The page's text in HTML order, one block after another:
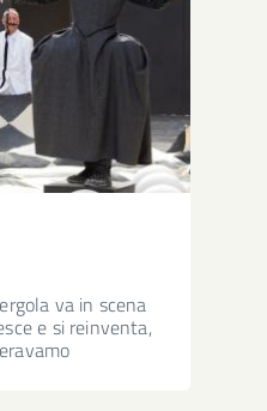
va in scena
e si reinventa,